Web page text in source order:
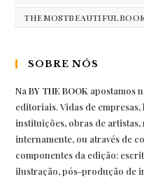
SOBRE NÓS
NaBY THE BOOK apostamos
editoriais. Vidas de
instituições, obras de
internamente, ou através de
componentes da edição:
ilustração, pós-produção de